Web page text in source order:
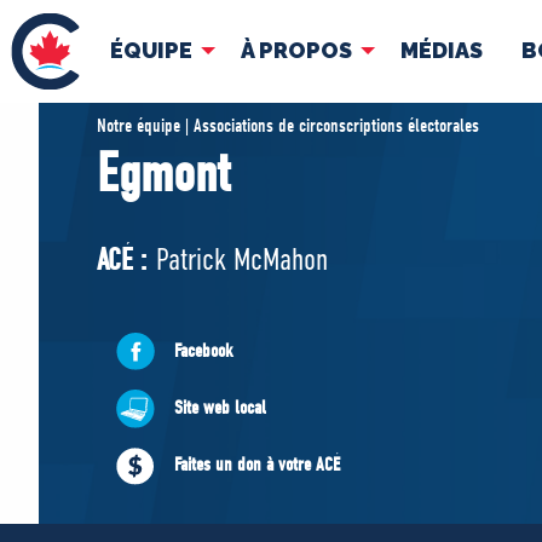
ÉQUIPE À PROPOS MÉDIAS
ÉQUIPE
Pierre Poilievre
Cabinet fantôme
ACÉ
À
Notre équipe | Associations de circonscriptions électorales
Egmont
ACÉ : Patrick McMahon
Facebook
Site web local
Faites un don à votre ACÉ